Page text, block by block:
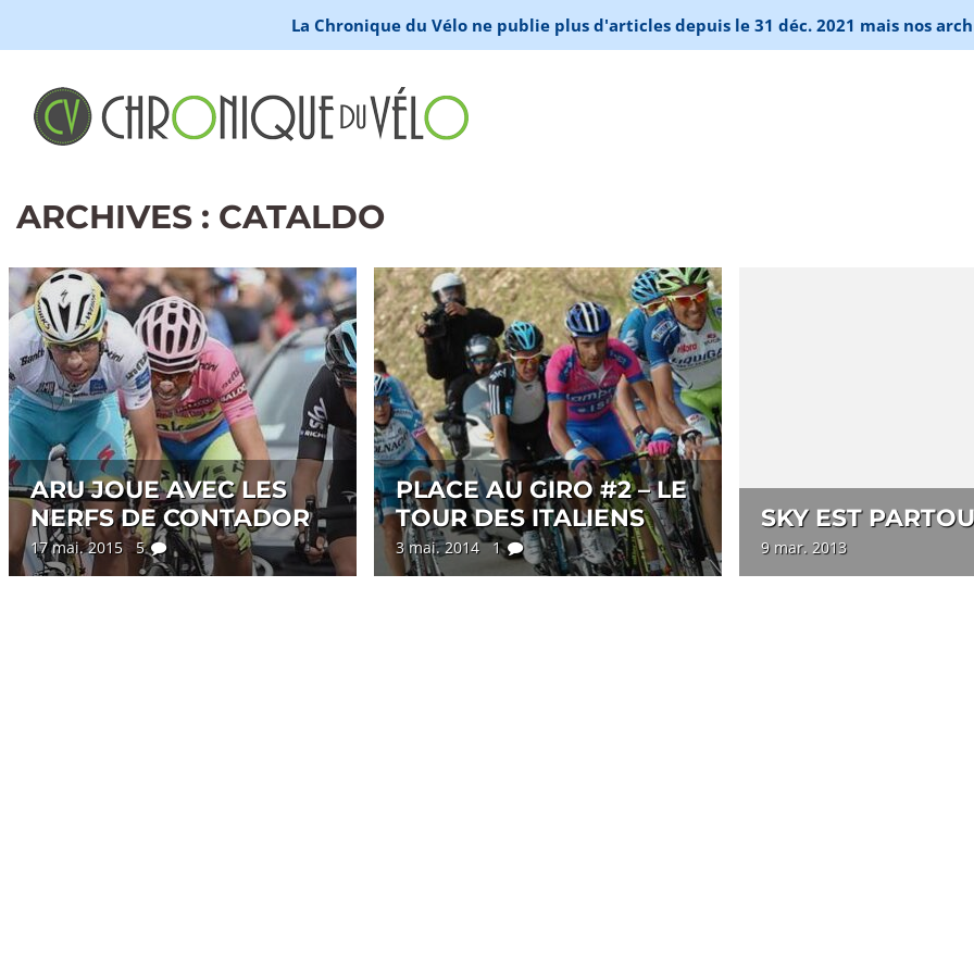
La Chronique du Vélo ne publie plus d'articles depuis le 31 déc. 2021 mais nos
ARCHIVES : CATALDO
ARU JOUE AVEC LES
NERFS DE CONTADOR
17 mai. 2015 5
PLACE AU GIRO #2 – LE
TOUR DES ITALIENS
3 mai. 2014 1
SKY EST
9 mar. 2013